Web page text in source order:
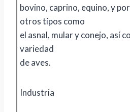
bovino, caprino, equino, y
otros tipos como
el asnal, mular y conejo, así
variedad
de aves.
Industria